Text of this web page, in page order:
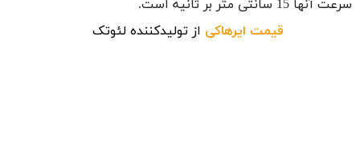
سرعت آنها 15 سانتی متر بر ثانیه است.
قیمت ایرهاکی از تولیدکننده لئوتک